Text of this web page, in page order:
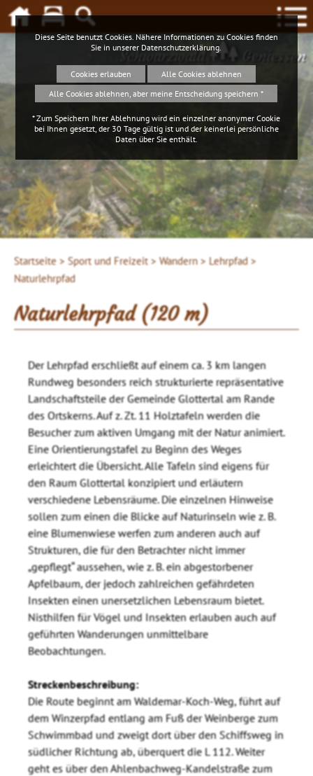
Schwarzwald Geniessen
Klaus Hansen, © Schluchtensteig Schwarzwald
Startseite > Sport und Freizeit > Wandern > Lehrpfad >
Naturlehrpfad
Naturlehrpfad (120 m)
Der Lehrpfad erschließt auf einem ca. 3 km langen
Rundweg besonders reich strukturierte repräsentative
Landschaftsteile der Gemeinde Glottertal am Rande
des Ortskerns. Auf z. Zt. 11 Holztafeln werden die
Besucher zum aktiven Umgang mit der Natur animiert.
Eine Orientierungstafel zu Beginn des Weges
erleichtert die Übersicht. Alle Tafeln sind eigens für
den Raum Glottertal konzipiert und erläutern
verschiedene Lebensräume. Die einzelnen Hinweise
sollen zum einen die Blicke auf Naturinseln wie z. B.
eine Blumenwiese werfen zum anderen auch auf
Strukturen, die für den Betrachter nicht immer
„gepflegt“ aussehen, wie z. B. ein abgestorbener
Apfelbaum, der jedoch zahlreichen gefährdeten
Insekten einen unersetzlichen Lebensraum bietet.
Nisthilfen für Vögel und Insekten erlauben auch auf
geführten Wanderungen unmittelbare
Beobachtungen.
Streckenbeschreibung:
Die Route beginnt am Waldemar-Koch-Weg, führt auf
dem Winzerpfad entlang am Fuß der Weinberge zum
Schwimmbad und zweigt dort über den Schiffsweg in
südlicher Richtung ab, überquert die L 112. Weiter
geht es über den Ahlenbachweg-Kandelstraße zum
Diese Seite benutzt Cookies. Nähere Informationen zu Cookies finden
Sie in unserer Datenschutzerklärung
Cookies erlauben
Alle Cookies ablehnen
Alle Cookies ablehnen, aber meine Entscheidung speichern *
* Zum Speichern Ihrer Ablehnung wird ein einzelner anonymer Cookie
bei Ihnen gesetzt, der 30 Tage gültig ist und der keinerlei persönliche
Daten über Sie enthält.